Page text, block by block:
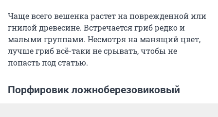
Чаще всего вешенка растет на поврежденной или
гнилой древесине. Встречается гриб редко и
малыми группами. Несмотря на манящий цвет,
лучше гриб всё-таки не срывать, чтобы не
попасть под статью.
Порфировик ложноберезовиковый